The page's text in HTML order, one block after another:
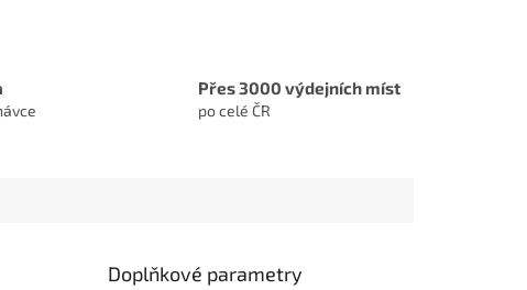
Přes 3000 výdejních míst
po celé ČR
Doplňkové parametry